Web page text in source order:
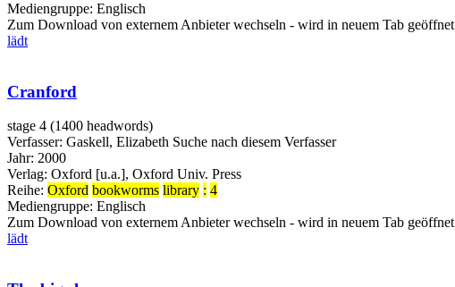
Mediengruppe: Englisch
Zum Download von externem Anbieter wechseln - wird in neuem Tab geöffnet
lädt
Cranford
stage 4 (1400 headwords)
Verfasser: Gaskell, Elizabeth Suche nach diesem Verfasser
Jahr: 2000
Verlag: Oxford [u.a.], Oxford Univ. Press
Reihe: Oxford bookworms library : 4
Mediengruppe: Englisch
Zum Download von externem Anbieter wechseln - wird in neuem Tab geöffnet
lädt